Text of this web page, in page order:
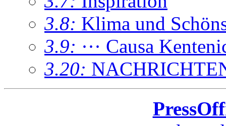
3.8: Klima und
3.9: ··· Causa
3.20: